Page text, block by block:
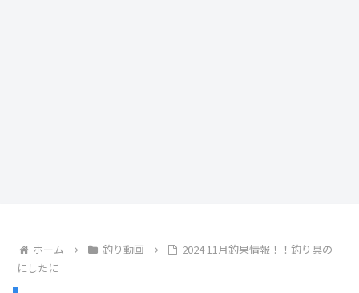
ホーム 釣り動画
2024 11月釣果情報！！釣り具の
にしたに